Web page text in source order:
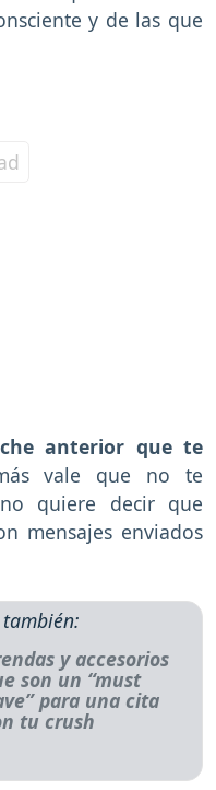
y de las que
anterior que te
vale que no te
quiere decir que
mensajes enviados
y accesorios
son un “must
para una cita
tu crush